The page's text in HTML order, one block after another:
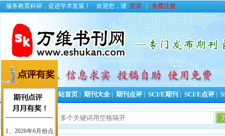
服务教育科研，促进学术发展！ 欢迎您，请 登录 免费注册
投稿好助手！ 网站首页 期刊大全 期刊点评 SCI/E期刊 SCI/E点评